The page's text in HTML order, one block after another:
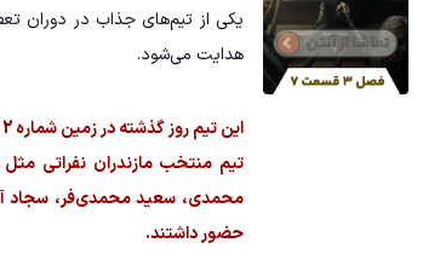
یکی از تیم‌های جذاب در دوران
هدایت می‌شود.
تیم منتخب مازندران نفراتی
محمدی، سعید محمدی‌فر، سجاد
حضور داشتند.